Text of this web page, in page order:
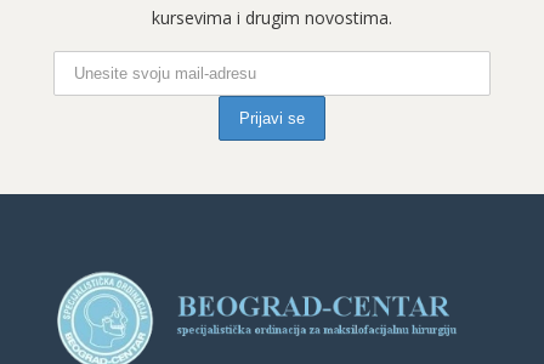
kursevima i drugim novostima.